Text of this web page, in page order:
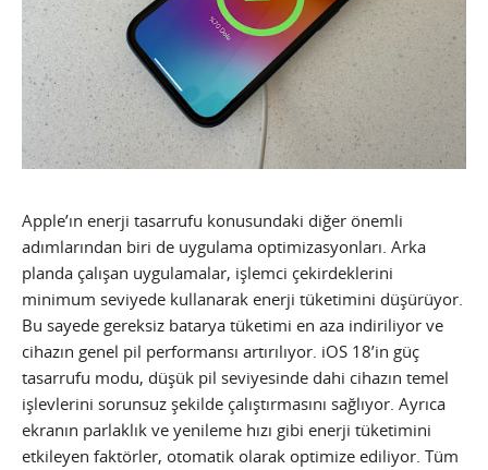
Apple’ın enerji tasarrufu konusundaki diğer önemli
adımlarından biri de uygulama optimizasyonları. Arka
planda çalışan uygulamalar, işlemci çekirdeklerini
minimum seviyede kullanarak enerji tüketimini düşürüyor.
Bu sayede gereksiz batarya tüketimi en aza indiriliyor ve
cihazın genel pil performansı artırılıyor. iOS 18’in güç
tasarrufu modu, düşük pil seviyesinde dahi cihazın temel
işlevlerini sorunsuz şekilde çalıştırmasını sağlıyor. Ayrıca
ekranın parlaklık ve yenileme hızı gibi enerji tüketimini
etkileyen faktörler, otomatik olarak optimize ediliyor. Tüm